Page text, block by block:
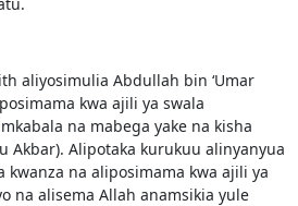
aliyosimulia Abdullah bin ‘Umar
kwa ajili ya swala
na mabega yake na kisha
Akbar). Alipotaka kurukuu alinyanyua
kwanza na aliposimama kwa ajili ya
na alisema Allah anamsikia yule